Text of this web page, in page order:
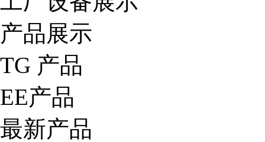
产品展示
TG 产品
EE产品
最新产品